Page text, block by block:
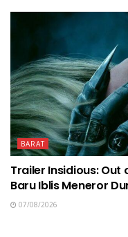
BARAT
Trailer Insidious:
Baru Iblis Meneror
07/08/2026